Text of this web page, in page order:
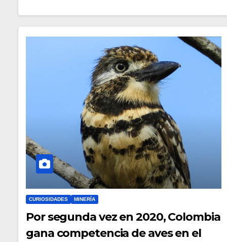
CURIOSIDADES MINERÍA
Por segunda vez en 2020, Colombia
gana competencia de aves en el